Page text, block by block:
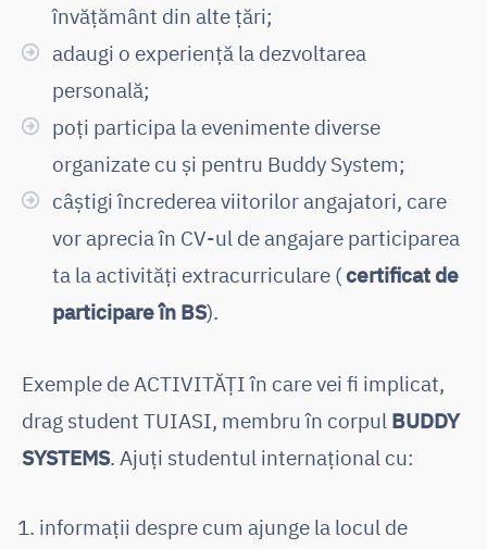
învățământ din alte țări;
adaugi o experiență la dezvoltarea
personală;
poți participa la evenimente diverse
organizate cu și pentru Buddy System;
câștigi încrederea viitorilor angajatori, care
vor aprecia în CV-ul de angajare participarea
ta la activități extracurriculare (certificat de
participare în BS).
Exemple de ACTIVITĂȚI în care vei fi implicat,
drag student TUIASI, membru în corpul BUDDY
SYSTEMS. Ajuți studentul internațional cu:
informații despre cum ajunge la locul de